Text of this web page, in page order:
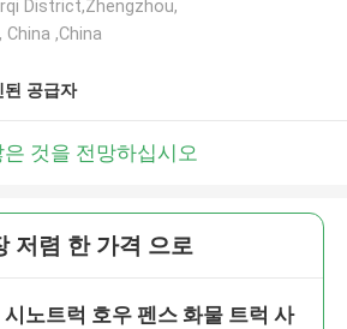
District,Zhengzhou,
China ,China
된 공급자
은 것을 전망하십시오
저렴 한 가격 으로
시노트럭 호우 펜스 화물 트럭 사